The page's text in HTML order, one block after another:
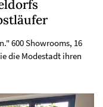
600 Showrooms, 16
die Modestadt ihren